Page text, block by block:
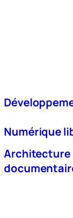
Numérique
Architecture